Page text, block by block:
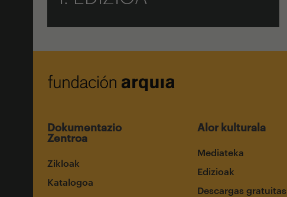
Dokumentazio
Zentroa
Zikloak
Katalogoa
Alor kulturala
Mediateka
Edizioak
Descargas gratuitas